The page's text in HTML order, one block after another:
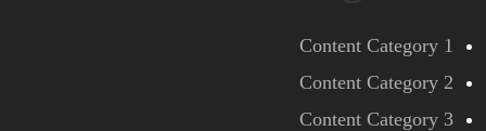
Content Category 1
Content Category 2
Content Category 3